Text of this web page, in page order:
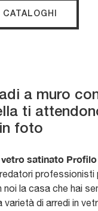
a muro
ti
foto
satinato
professionisti
noi la casa che hai
varietà di arredi in